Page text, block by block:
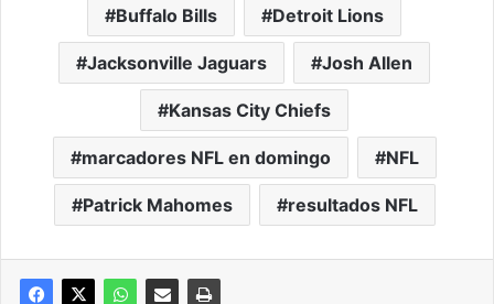
Buffalo Bills Detroit Lions
Jacksonville Jaguars Josh Allen
Kansas City Chiefs
marcadores NFL en domingo NFL
Patrick Mahomes resultados NFL